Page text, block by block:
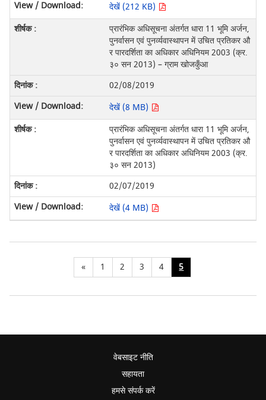
देखें (212 KB)
प्रारंभिक अधिसूचना अंतर्गत धारा 11 भूमि अर्जन,
पुनर्वासन एवं पुनर्व्यवास्थापन में उचित प्रतिकर औ
र पारदर्शिता का अधिकार अधिनियम 2003 (क्र.
३० सन 2013) – ग्राम खोजकुँआ
02/08/2019
देखें (8 MB)
प्रारंभिक अधिसूचना अंतर्गत धारा 11 भूमि अर्जन,
पुनर्वासन एवं पुनर्व्यवास्थापन में उचित प्रतिकर औ
र पारदर्शिता का अधिकार अधिनियम 2003 (क्र.
३० सन 2013)
02/07/2019
देखें (4 MB)
« 1 2 3 4 5
वेबसाइट नीति
सहायता
हमसे संपर्क करें